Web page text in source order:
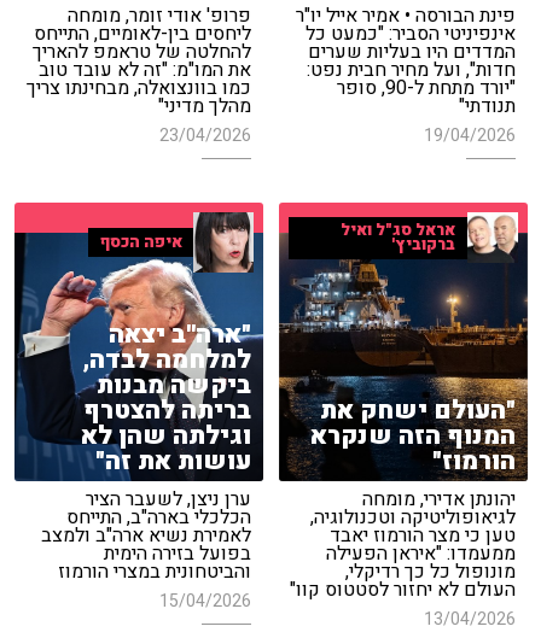
פרופ' אודי זומר, מומחה
ליחסים בין-לאומיים, התייחס
להחלטה של טראמפ להאריך
את המו"מ: "זה לא עובד טוב
כמו בוונצואלה, מבחינתו צריך
מהלך מדיני"
23/04/2026
פינת הבורסה • אמיר אייל יו"ר
אינפיניטי הסביר: "כמעט כל
המדדים היו בעליות שערים
חדות", ועל מחיר חבית נפט:
"יורד מתחת ל-90, סופר
תנודתי"
19/04/2026
איפה הכסף
"ארה''ב יצאה
למלחמה לבדה,
ביקשה מבנות
בריתה להצטרף
וגילתה שהן לא
עושות את זה"
ערן ניצן, לשעבר הציר
הכלכלי בארה"ב, התייחס
לאמירת נשיא ארה"ב ולמצב
בפועל בזירה הימית
והביטחונית במצרי הורמוז
15/04/2026
אראל סג"ל ואיל
ברקוביץ'
"העולם ישחק את
המנוף הזה שנקרא
הורמוז"
יהונתן אדירי, מומחה
לגיאופוליטיקה וטכנולוגיה,
טען כי מצר הורמוז יאבד
ממעמדו: "איראן הפעילה
מונופול כל כך רדיקלי,
העולם לא יחזור לסטטוס קוו"
13/04/2026